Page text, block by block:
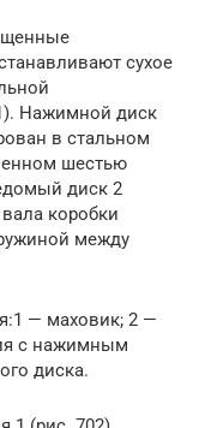
сухое
Нажимной диск
в стальном
шестью
диск 2
коробки
между
— маховик; 2 —
с нажимным
диска.